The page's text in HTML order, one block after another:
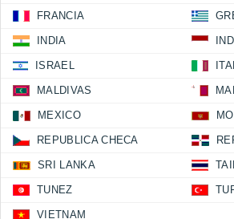
FRANCIA
INDIA
ISRAEL
MALDIVAS
MEXICO
REPUBLICA CHECA
SRI LANKA
TUNEZ
VIETNAM